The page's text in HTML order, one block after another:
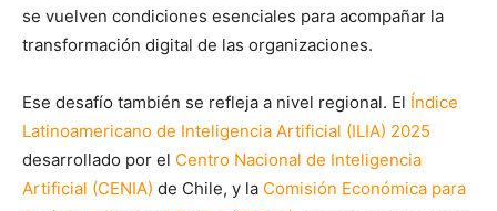
se vuelven condiciones esenciales para acompañar la
transformación digital de las organizaciones.
Ese desafío también se refleja a nivel regional. El Índice
Latinoamericano de Inteligencia Artificial (ILIA) 2025
desarrollado por el Centro Nacional de Inteligencia
Artificial (CENIA) de Chile, y la Comisión Económica para